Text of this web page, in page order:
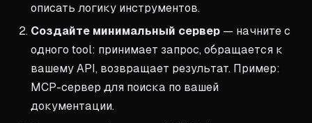
описать логику инструментов.
Создайте минимальный сервер — начните с
одного tool: принимает запрос, обращается к
вашему API, возвращает результат. Пример:
MCP-сервер для поиска по вашей
документации.